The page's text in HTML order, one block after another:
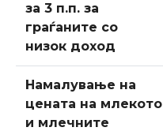
за 3 п.п. за
граѓаните со
низок доход
Намалување на
цената на млекото
и млечните